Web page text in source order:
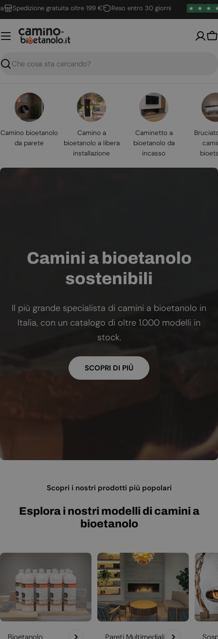
Vai
al
contenuto
gratuita oltre 199 € Reso entro 30 giorni
Ricerca
Camino bioetanolo
da parete
Camino a
bioetanolo a libera
installazione
Caminetto a
bioetanolo da
incasso
Camini a bioetanolo
sostenibili
Il più grande specialista di camini a bioetanolo in
Italia, con un catalogo di oltre 1.000 modelli in
stock.
SCOPRI DI PIÙ
Scopri i nostri prodotti più popolari
Esplora i nostri modelli di camini a
bioetanolo